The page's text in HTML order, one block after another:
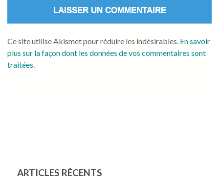
Ce site utilise Akismet pour réduire les indésirables. En savoir
plus sur la façon dont les données de vos commentaires sont
traitées.
ARTICLES RÉCENTS